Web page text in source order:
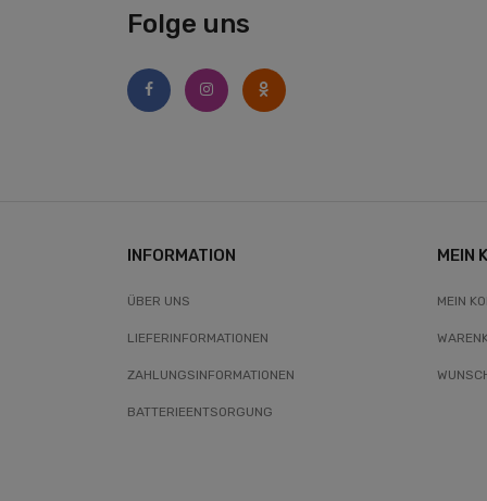
Folge uns
INFORMATION
ÜBER UNS
LIEFERINFORMATIONEN
ZAHLUNGSINFORMATIONEN
BATTERIEENTSORGUNG
MEIN
MEIN